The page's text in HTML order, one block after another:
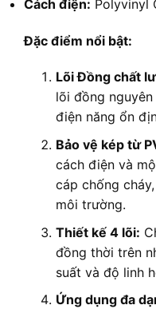
Cách điện: Polyvinyl
Đặc điểm nổi bật:
Lõi Đồng chất
lõi đồng
điện năng ổn
Bảo vệ kép từ
cách điện và
cáp chống
môi trường.
Thiết kế 4 lõi:
đồng thời trên
suất và độ linh
Ứng dụng đa